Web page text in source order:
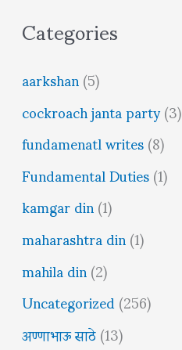
Categories
aarkshan(5)
cockroach janta party(3)
fundamenatl writes(8)
Fundamental Duties(1)
kamgar din(1)
maharashtra din(1)
mahila din(2)
Uncategorized(256)
अण्णाभाऊ साठे(13)